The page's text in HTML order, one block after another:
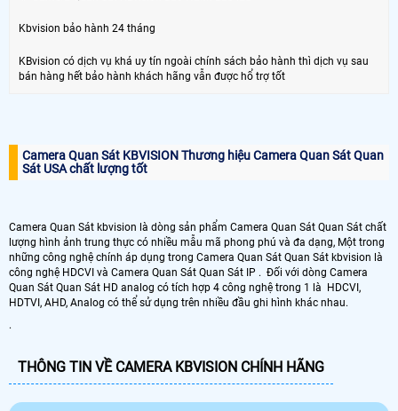
Kbvision bảo hành 24 tháng
KBvision có dịch vụ khá uy tín ngoài chính sách bảo hành thì dịch vụ sau
bán hàng hết bảo hành khách hãng vẫn được hổ trợ tốt
Camera Quan Sát KBVISION Thương hiệu Camera Quan Sát Quan
Sát USA chất lượng tốt
Camera Quan Sát kbvision là dòng sản phẩm Camera Quan Sát Quan Sát chất
lượng hình ảnh trung thực có nhiều mẫu mã phong phú và đa dạng, Một trong
những công nghệ chính áp dụng trong Camera Quan Sát Quan Sát kbvision là
công nghệ HDCVI và Camera Quan Sát Quan Sát IP . Đối với dòng Camera
Quan Sát Quan Sát HD analog có tích hợp 4 công nghệ trong 1 là HDCVI,
HDTVI, AHD, Analog có thể sử dụng trên nhiều đầu ghi hình khác nhau.
.
THÔNG TIN VỀ CAMERA KBVISION CHÍNH HÃNG